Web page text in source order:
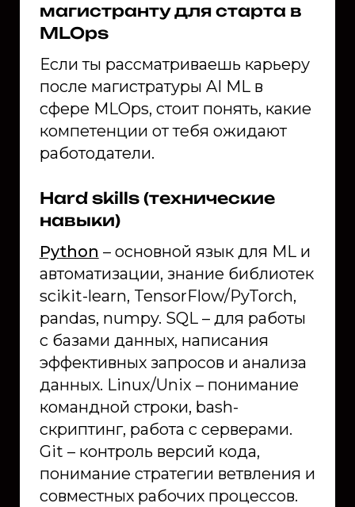
магистранту для старта в
MLOps
Если ты рассматриваешь карьеру
после магистратуры AI ML в
сфере MLOps, стоит понять, какие
компетенции от тебя ожидают
работодатели.
Hard skills (технические
навыки)
Python – основной язык для ML и
автоматизации, знание библиотек
scikit-learn, TensorFlow/PyTorch,
pandas, numpy. SQL – для работы
с базами данных, написания
эффективных запросов и анализа
данных. Linux/Unix – понимание
командной строки, bash-
скриптинг, работа с серверами.
Git – контроль версий кода,
понимание стратегии ветвления и
совместных рабочих процессов.